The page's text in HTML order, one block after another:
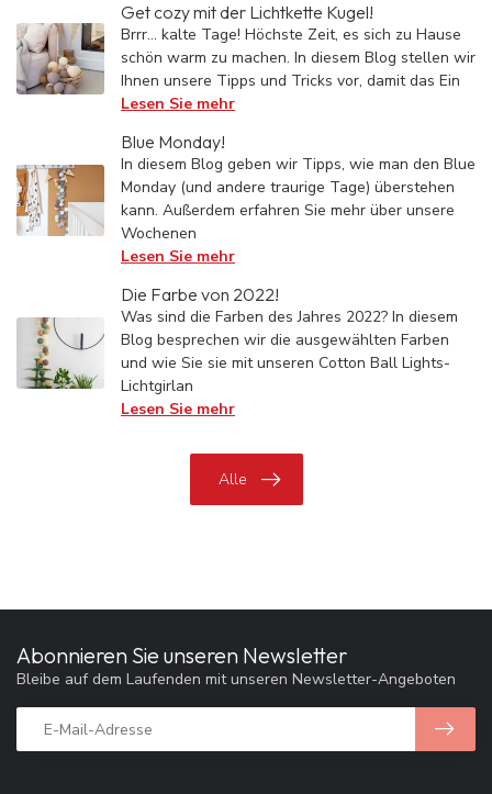
Get cozy mit der Lichtkette Kugel!
Brrr... kalte Tage! Höchste Zeit, es sich zu Hause
schön warm zu machen. In diesem Blog stellen wir
Ihnen unsere Tipps und Tricks vor, damit das Ein
Lesen Sie mehr
Blue Monday!
In diesem Blog geben wir Tipps, wie man den Blue
Monday (und andere traurige Tage) überstehen
kann. Außerdem erfahren Sie mehr über unsere
Wochenen
Lesen Sie mehr
Die Farbe von 2022!
Was sind die Farben des Jahres 2022? In diesem
Blog besprechen wir die ausgewählten Farben
und wie Sie sie mit unseren Cotton Ball Lights-
Lichtgirlan
Lesen Sie mehr
Alle
Abonnieren Sie unseren Newsletter
Bleibe auf dem Laufenden mit unseren Newsletter-Angeboten